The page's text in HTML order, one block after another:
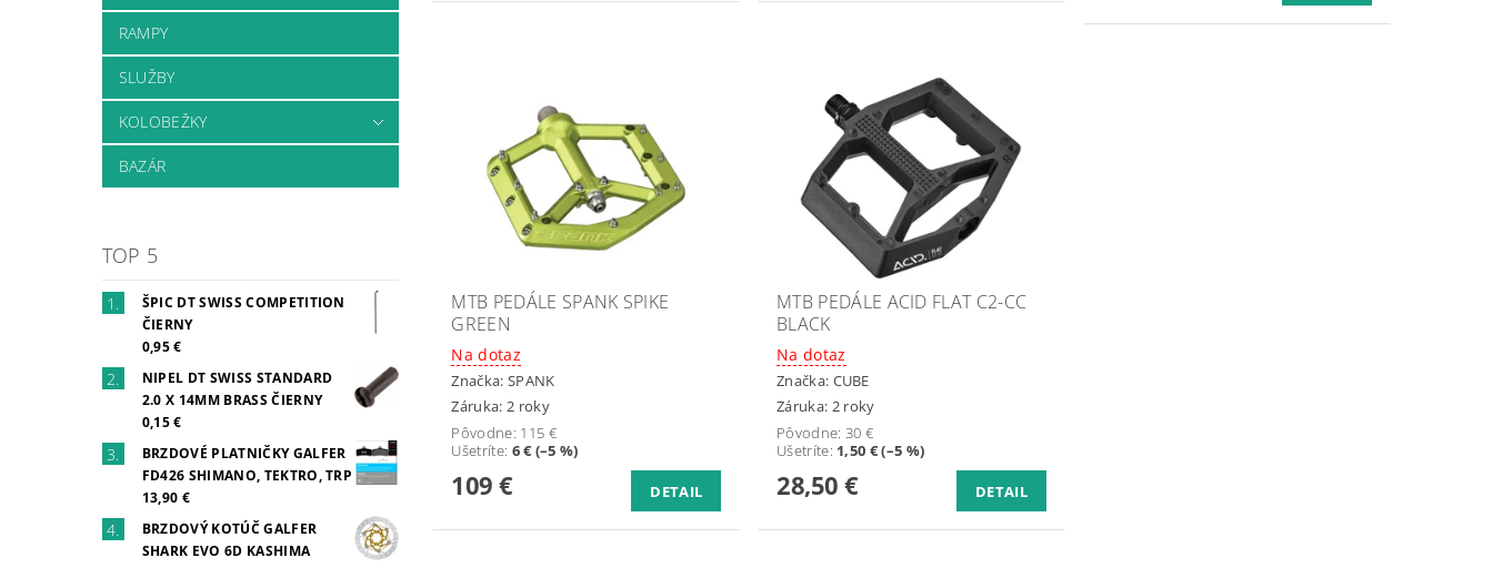
RAMPY
SLUŽBY
KOLOBEŽKY
BAZÁR
TOP 5
ŠPIC DT SWISS COMPETITION
ČIERNY
0,95 €
NIPEL DT SWISS STANDARD
2.0 X 14MM BRASS ČIERNY
0,15 €
BRZDOVÉ PLATNIČKY GALFER
FD426 SHIMANO, TEKTRO, TRP
13,90 €
BRZDOVÝ KOTÚČ GALFER
SHARK EVO 6D KASHIMA
MTB PEDÁLE SPANK SPIKE
GREEN
Na dotaz
Značka: SPANK
Záruka: 2 roky
Pôvodne: 115 €
Ušetríte: 6 € (–5 %)
109 € DETAIL
MTB PEDÁLE ACID FLAT C2-CC
BLACK
Na dotaz
Značka: CUBE
Záruka: 2 roky
Pôvodne: 30 €
Ušetríte: 1,50 € (–5 %)
28,50 € DETAIL